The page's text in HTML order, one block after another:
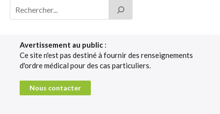
Avertissement au public :
Ce site n'est pas destiné à fournir des renseignements
d'ordre médical pour des cas particuliers.
Nous contacter